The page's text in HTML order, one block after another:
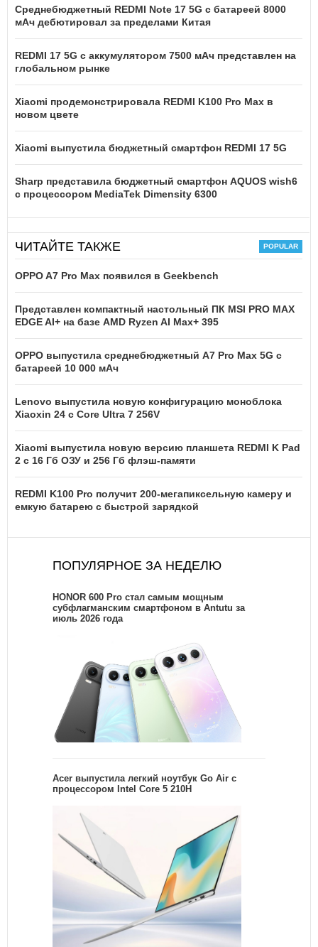
Среднебюджетный REDMI Note 17 5G с батареей 8000
мАч дебютировал за пределами Китая
REDMI 17 5G c аккумулятором 7500 мАч представлен на
глобальном рынке
Xiaomi продемонстрировала REDMI K100 Pro Max в
новом цвете
Xiaomi выпустила бюджетный смартфон REDMI 17 5G
Sharp представила бюджетный смартфон AQUOS wish6
с процессором MediaTek Dimensity 6300
ЧИТАЙТЕ ТАКЖЕ
OPPO A7 Pro Max появился в Geekbench
Представлен компактный настольный ПК MSI PRO MAX
EDGE AI+ на базе AMD Ryzen AI Max+ 395
OPPO выпустила среднебюджетный A7 Pro Max 5G с
батареей 10 000 мАч
Lenovo выпустила новую конфигурацию моноблока
Xiaoxin 24 с Core Ultra 7 256V
Xiaomi выпустила новую версию планшета REDMI K Pad
2 с 16 Гб ОЗУ и 256 Гб флэш-памяти
REDMI K100 Pro получит 200-мегапиксельную камеру и
емкую батарею с быстрой зарядкой
ПОПУЛЯРНОЕ ЗА НЕДЕЛЮ
HONOR 600 Pro стал самым мощным
субфлагманским смартфоном в Antutu за
июль 2026 года
Acer выпустила легкий ноутбук Go Air c
процессором Intel Core 5 210H